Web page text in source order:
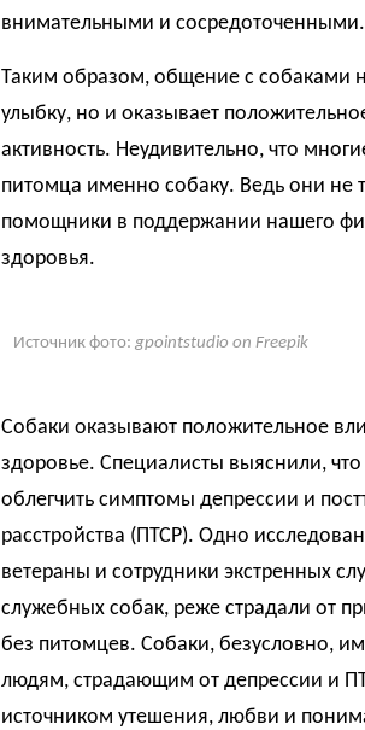
внимательными и сосредоточенными.
Таким образом, общение с собаками
улыбку, но и оказывает
активность. Неудивительно, что
питомца именно собаку. Ведь они не
помощники в поддержании нашего
здоровья.
Источник фото: gpointstudio on Freepik
Собаки оказывают положительное
здоровье. Специалисты выяснили,
облегчить симптомы депрессии и
расстройства (ПТСР). Одно
ветераны и сотрудники экстренных
служебных собак, реже страдали от
без питомцев. Собаки, безусловно,
людям, страдающим от депрессии и
источником утешения, любви и